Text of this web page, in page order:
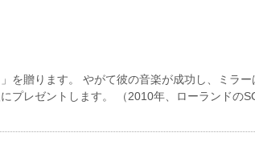
を贈ります。 やがて彼の音楽が成功し、ミラー
プレゼントします。 （2010年、ローランドの